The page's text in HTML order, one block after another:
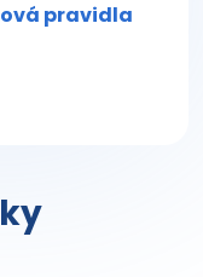
pravidla